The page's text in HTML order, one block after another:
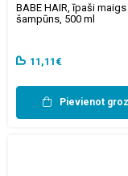
BABE HAIR, īpaši
šampūns, 500 ml
11,11€
Pievienot